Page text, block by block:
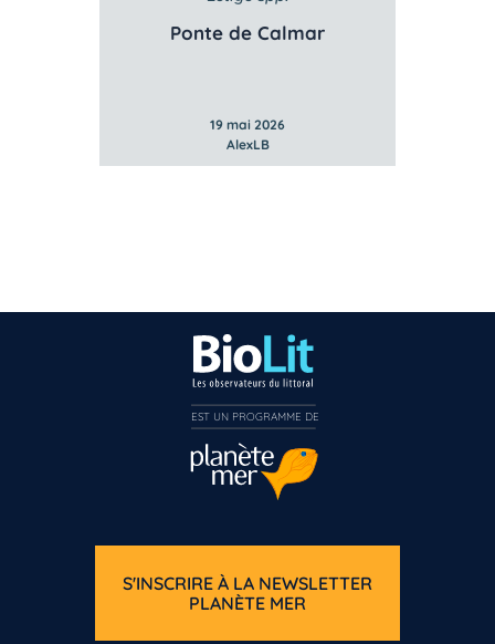
Ponte de Calmar
19 mai 2026
AlexLB
S'INSCRIRE À LA NEWSLETTER
PLANÈTE MER